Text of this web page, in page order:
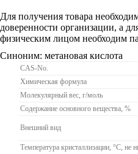
Для получения товара
доверенности организации, а
физическим лицом необходим
Синоним: метановая кислота
CAS-No.
Химическая формула
Молекулярный вес, г/моль
Содержание основного вещества, %
Внешний вид
Температура кристаллизации, °С, не